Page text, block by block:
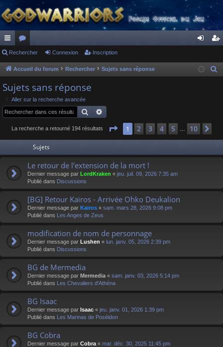
ac
co
ur
ci
s
or
u
s
ne cri
Rechercher Connexion Inscription
Accueil du forum Rechercher Sujets sans réponse
e
Sujets sans réponse
Aller sur la recherche avancée
Rechercher
La recherche a retourné 194 résultats Page 1sur 10
1 2 3 4 5 10
Sujets
Le retour de l'extension de la mort !
Dernier message par LordKraken « jeu. juil. 09, 2026 7:35 am
Publié dans Discussions
[BG] Retour Kaïros - Arrivée Ohko Deukalion
Dernier message par Kaïros « sam. mars 28, 2026 9:08 pm
Publié dans Les Anges de Zeus
modification de nom de personnage
Dernier message par Lushen « lun. janv. 05, 2026 2:39 pm
Publié dans Discussions
BG de Mermedia
Dernier message par Mermedia « sam. janv. 03, 2026 5:14 pm
Publié dans Les Chevaliers d'Athéna
BG Isaac
Dernier message par Isaac « jeu. janv. 01, 2026 1:39 pm
Publié dans Les Marinas de Poséidon
BG Cobra
Dernier message par Cobra « mar. déc. 30, 2025 11:45 pm